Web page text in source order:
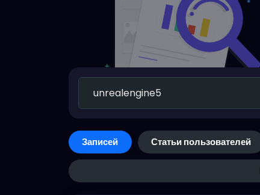
Записей Статьи пользователей